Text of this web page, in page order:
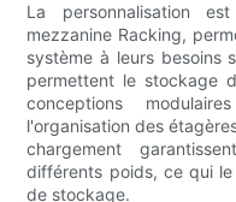
La personnalisation
mezzanine Racking,
système à leurs besoins
permettent le stockage
conceptions
l'organisation des
chargement
différents poids, ce qui
de stockage.